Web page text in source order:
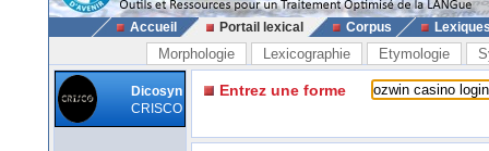
Accueil Portail lexical Corpus
Morphologie Lexicographie Etymologie
Dicosyn
CRISCO
Entrez une forme